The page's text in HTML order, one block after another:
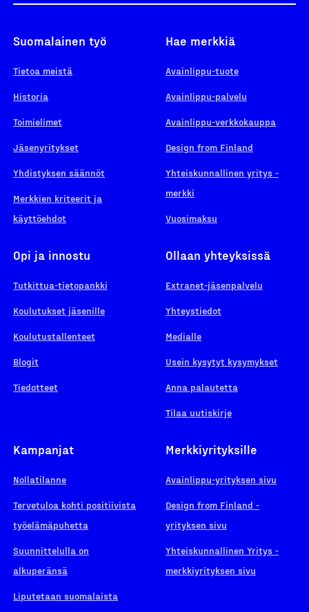
Suomalainen työ
Tietoa meistä
Historia
Toimielimet
Jäsenyritykset
Yhdistyksen säännöt
Merkkien kriteerit ja
käyttöehdot
Hae merkkiä
Avainlippu-tuote
Avainlippu-palvelu
Avainlippu-verkkokauppa
Design from Finland
Yhteiskunnallinen yritys -
merkki
Vuosimaksu
Opi ja innostu
Tutkittua-tietopankki
Koulutukset jäsenille
Koulutustallenteet
Blogit
Tiedotteet
Ollaan yhteyksissä
Extranet-jäsenpalvelu
Yhteystiedot
Medialle
Usein kysytyt kysymykset
Anna palautetta
Tilaa uutiskirje
Kampanjat
Nollatilanne
Tervetuloa kohti positiivista
työelämäpuhetta
Suunnittelulla on
alkuperänsä
Liputetaan suomalaista
Merkkiyrityksille
Avainlippu-yrityksen sivu
Design from Finland -
yrityksen sivu
Yhteiskunnallinen Yritys -
merkkiyrityksen sivu